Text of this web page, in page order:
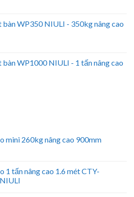
bàn WP350 NIULI - 350kg nâng cao
bàn WP1000 NIULI - 1 tấn nâng cao
mini 260kg nâng cao 900mm
1 tấn nâng cao 1.6 mét CTY-